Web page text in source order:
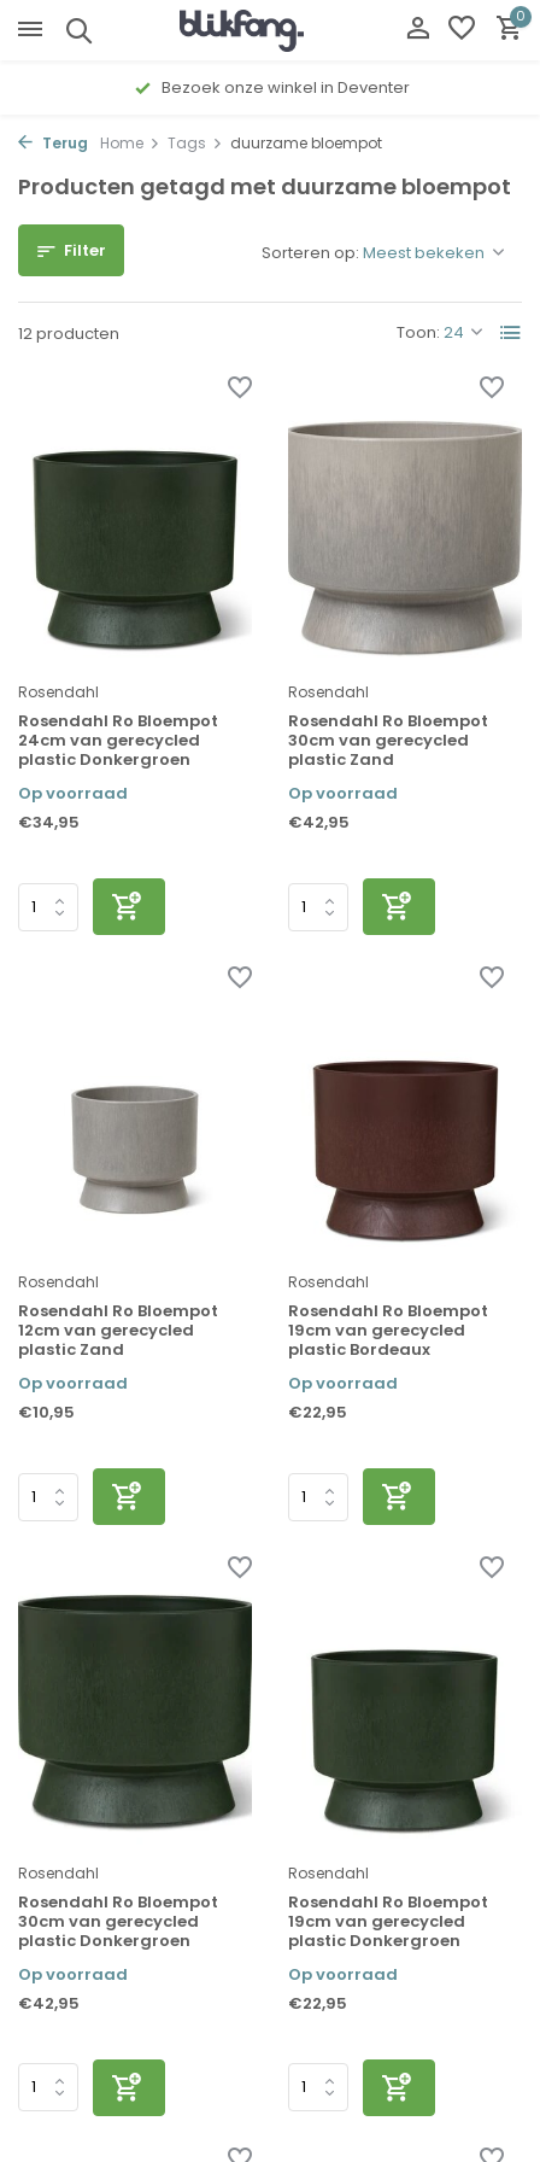
0
Bezoek onze winkel in Deventer
Terug Home Tags duurzame bloempot
Producten getagd met duurzame bloempot
Filter
12 producten Toon:
Sorteren op:
Rosendahl
Rosendahl Ro Bloempot
24cm van gerecycled
plastic Donkergroen
Op voorraad
€34,95
Rosendahl
Rosendahl Ro Bloempot
30cm van gerecycled
plastic Zand
Op voorraad
€42,95
Rosendahl
Rosendahl Ro Bloempot
12cm van gerecycled
plastic Zand
Op voorraad
€10,95
Rosendahl
Rosendahl Ro Bloempot
19cm van gerecycled
plastic Bordeaux
Op voorraad
€22,95
Rosendahl
Rosendahl Ro Bloempot
30cm van gerecycled
plastic Donkergroen
Op voorraad
€42,95
Rosendahl
Rosendahl Ro Bloempot
19cm van gerecycled
plastic Donkergroen
Op voorraad
€22,95